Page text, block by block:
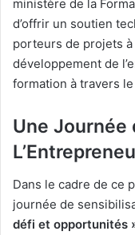
ministère de la
d’offrir un soutien
porteurs de projets
développement de
formation à travers le
Une Journée
Dans le cadre de ce
journée de
défi et opportunités